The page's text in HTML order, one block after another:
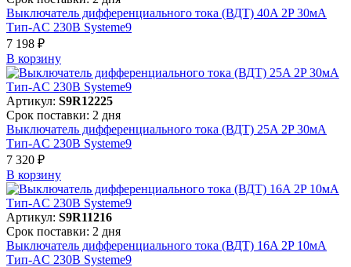
Выключатель дифференциального тока (ВДТ) 40A 2P 30мА
Тип-AC 230В Systeme9
7 198 ₽
В корзинy
Артикул: S9R12225
Срок поставки: 2 дня
Выключатель дифференциального тока (ВДТ) 25A 2P 30мА
Тип-AC 230В Systeme9
7 320 ₽
В корзинy
Артикул: S9R11216
Срок поставки: 2 дня
Выключатель дифференциального тока (ВДТ) 16A 2P 10мА
Тип-AC 230В Systeme9